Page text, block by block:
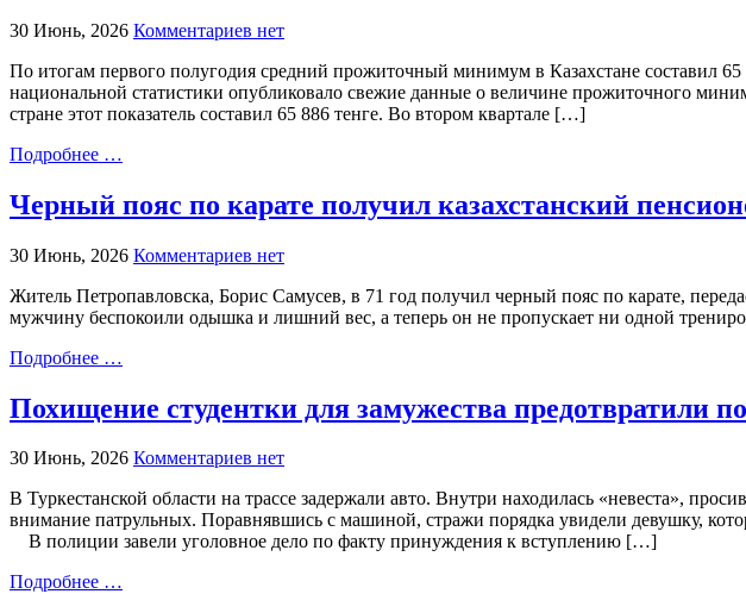
30 Июнь, 2026 Комментариев нет
По итогам первого полугодия средний прожиточный минимум в Казахстане составил
национальной статистики опубликовало свежие данные о величине прожиточного
стране этот показатель составил 65 886 тенге. Во втором квартале […]
Подробнее …
Черный пояс по карате получил казахстанский
30 Июнь, 2026 Комментариев нет
Житель Петропавловска, Борис Самусев, в 71 год получил черный пояс по карате,
мужчину беспокоили одышка и лишний вес, а теперь он не пропускает ни одной
Подробнее …
Похищение студентки для замужества предотвратили
30 Июнь, 2026 Комментариев нет
В Туркестанской области на трассе задержали авто. Внутри находилась «невеста»,
внимание патрульных. Поравнявшись с машиной, стражи порядка увидели девушку,
В полиции завели уголовное дело по факту принуждения к вступлению […]
Подробнее …